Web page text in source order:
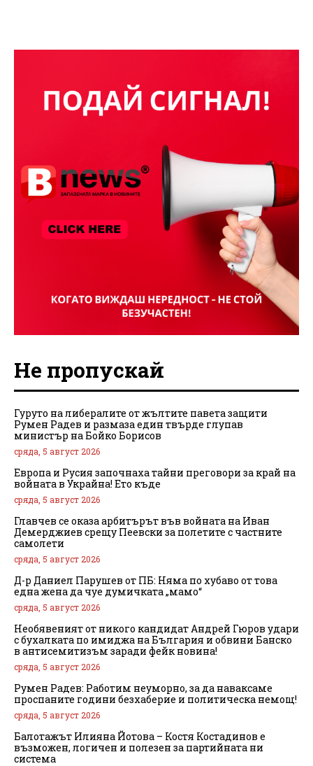
Не пропускай
Гуруто на либералите от жълтите павета защити
Румен Радев и размаза един твърде глупав
министър на Бойко Борисов
сряда, 5 август 2026
Европа и Русия започнаха тайни преговори за край на
войната в Украйна! Ето къде
сряда, 5 август 2026
Главчев се оказа арбитърът във войната на Иван
Демерджиев срещу Пеевски за полетите с частните
самолети
сряда, 5 август 2026
Д-р Даниел Парушев от ПБ: Няма по хубаво от това
една жена да чуе думичката „мамо“
сряда, 5 август 2026
Необявеният от никого кандидат Андрей Гюров удари
с бухалката по имиджа на България и обвини Банско
в антисемитизъм заради фейк новина!
сряда, 5 август 2026
Румен Радев: Работим неуморно, за да наваксаме
проспаните години безхаберие и политическа немощ!
сряда, 5 август 2026
Балотажът Илияна Йотова – Костя Костадинов е
възможен, логичен и полезен за партийната ни
система